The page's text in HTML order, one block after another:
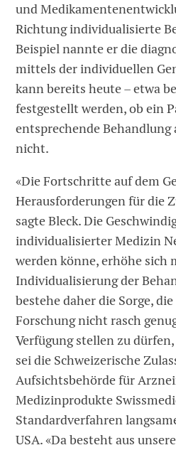
und
Richtung individualisierte
Beispiel nannte er die
mittels der individuellen
kann bereits heute – etwa
festgestellt werden, ob ein
entsprechende
nicht.
«Die Fortschritte auf dem
Herausforderungen für die
sagte Bleck. Die
individualisierter Medizin
werden könne, erhöhe sich
Individualisierung der
bestehe daher die Sorge,
Forschung nicht rasch
Verfügung stellen zu
sei die Schweizerische
Aufsichtsbehörde für
Medizinprodukte
Standardverfahren
USA. «Da besteht aus